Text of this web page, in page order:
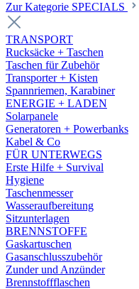
Zur Kategorie SPECIALS
TRANSPORT
Rucksäcke + Taschen
Taschen für Zubehör
Transporter + Kisten
Spannriemen, Karabiner
ENERGIE + LADEN
Solarpanele
Generatoren + Powerbanks
Kabel & Co
FÜR UNTERWEGS
Erste Hilfe + Survival
Hygiene
Taschenmesser
Wasseraufbereitung
Sitzunterlagen
BRENNSTOFFE
Gaskartuschen
Gasanschlusszubehör
Zunder und Anzünder
Brennstoffflaschen